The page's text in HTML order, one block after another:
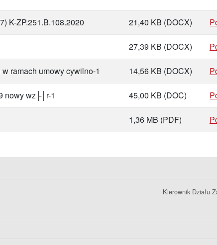
K-ZP.251.B.108.2020 21,40 KB (DOCX)
27,39 KB (DOCX)
ramach umowy cywilno-1 14,56 KB (DOCX)
nowy wz├│r-1 45,00 KB (DOC)
1,36 MB (PDF)
Kierownik Działu